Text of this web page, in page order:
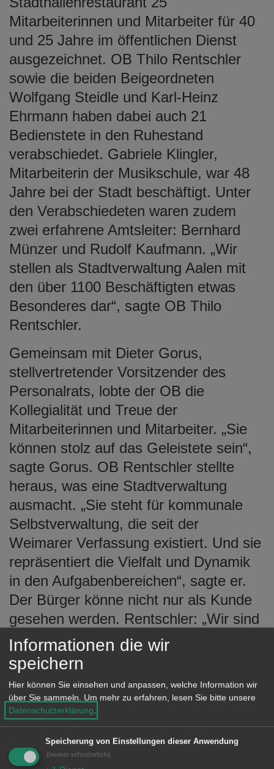
Mitarbeiterinnen und Mitarbeiter für 40
und 25 Jahre im öffentlichen Dienst
ausgezeichnet. OB Thilo Rentschler
sowie die beiden Beigeordneten
Wolfgang Steidle und Karl-Heinz
Ehrmann haben dabei auch 21
Bedienstete in den Ruhestand
verabschiedet. Gabriele Klingler,
Mitarbeiterin der Musikschule, war 48
Jahre bei der Stadt beschäftigt. Unter
den Verabschiedeten waren zudem
zwei erfahrene Amtsleiter: Bernhard
Münzer und Rudolf Kaufmann. „Wir
stellen als Stadtverwaltung Aalen mit
den über 1100 Beschäftigten etwas
Besonderes dar“, sagte OB Thilo
Rentschler.
Gemeinsam mit Dieter Gorus,
stellvertretender Vorsitzender des
Personalrats, lobte der OB die
Kollegialität und Treue der
Mitarbeiterinnen und Mitarbeiter. „Sie
können stolz auf das Geleistete sein“,
sagte Gorus. OB Rentschler stellte
heraus, was eine Stadtverwaltung
ausmacht. „Sie steht für kommunale
Selbstverwaltung, die seit der
Weimarer Verfassung existiert. Und sie
repräsentiert die Vielfalt und Dynamik
in den Aufgabenbereichen“, sagte er.
Der Bürger könne nicht nur als Kunde
gesehen werden. Rentschler: „Wir sind
zwar Dienstleister, aber führen auch
staatliche und hoheitliche Aufgaben
aus.“ In Anlehnung an einen Ausspruch
des ehemaligen Verteidigungsministers
Peter Struck sagte der
verteidigen die Bundesrepublik in ihren
Informationen die wir
speichern
Hier können Sie einsehen und anpassen, welche Information wir
über Sie sammeln. Um mehr zu erfahren, lesen Sie bitte unsere
Datenschutzerklärung.
Speicherung von Einstellungen dieser Anwendung
(immer erforderlich)